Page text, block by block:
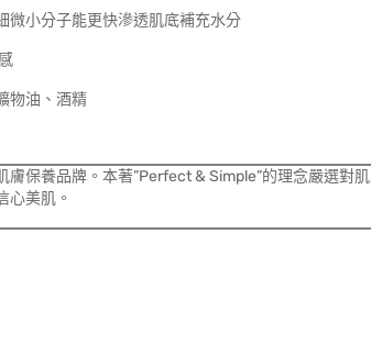
微小分子能更快滲透肌底補充水分
物油、酒精
膚保養品牌。本著”Perfect & Simple”的理念嚴選對
心美肌。